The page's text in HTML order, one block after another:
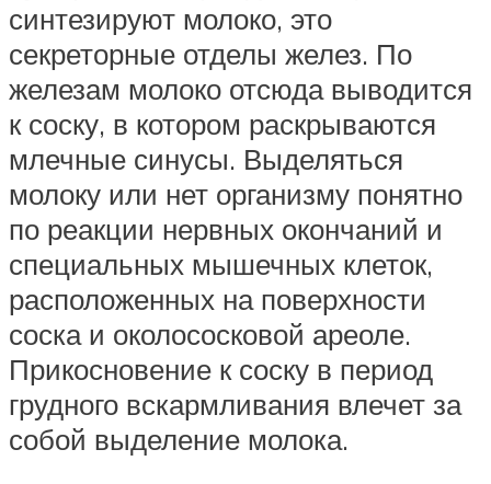
синтезируют молоко, это
секреторные отделы желез. По
железам молоко отсюда выводится
к соску, в котором раскрываются
млечные синусы. Выделяться
молоку или нет организму понятно
по реакции нервных окончаний и
специальных мышечных клеток,
расположенных на поверхности
соска и околососковой ареоле.
Прикосновение к соску в период
грудного вскармливания влечет за
собой выделение молока.